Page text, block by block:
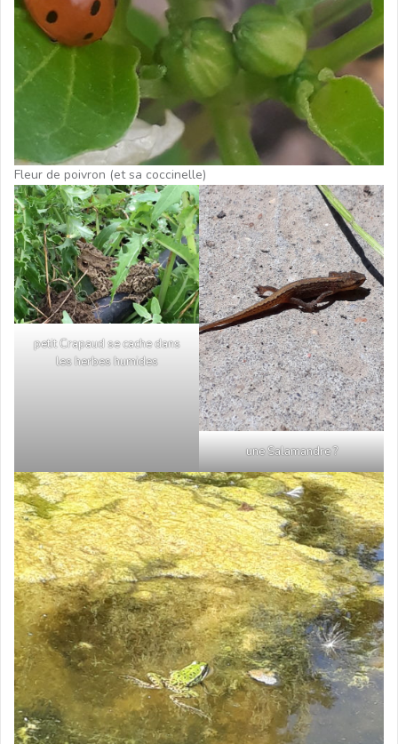
Fleur de poivron (et sa coccinelle)
petit Crapaud se cache dans
les herbes humides
une Salamandre ?